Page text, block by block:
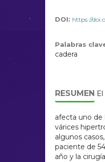
DOI: https://
Palabras
cadera
RESUMEN
afecta uno de
várices
algunos
paciente de
año y la